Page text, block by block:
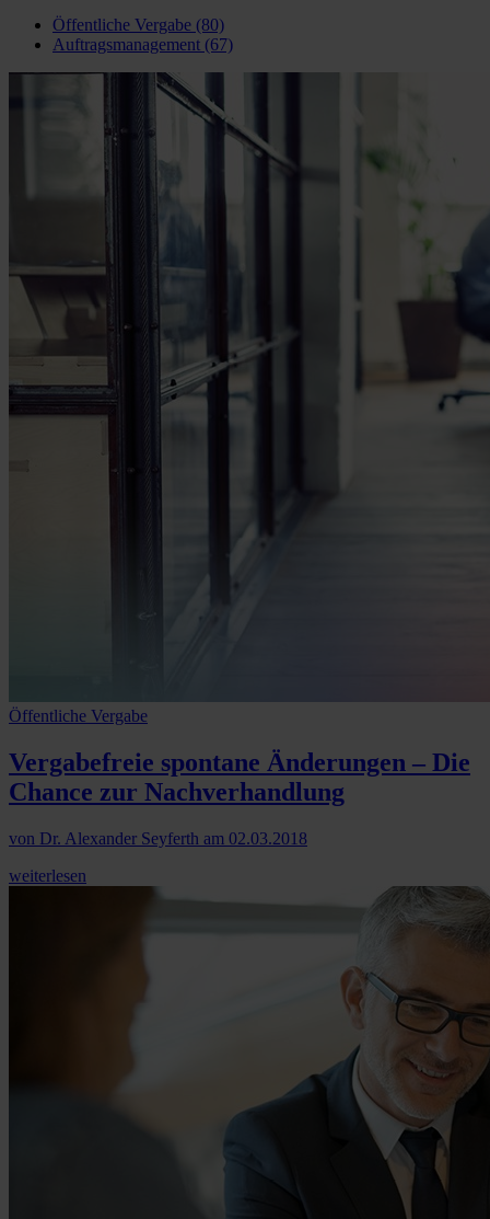
Öffentliche Vergabe (80)
Auftragsmanagement (67)
Öffentliche Vergabe
Vergabefreie spontane Änderungen – Die
Chance zur Nachverhandlung
von Dr. Alexander Seyferth am 02.03.2018
weiterlesen